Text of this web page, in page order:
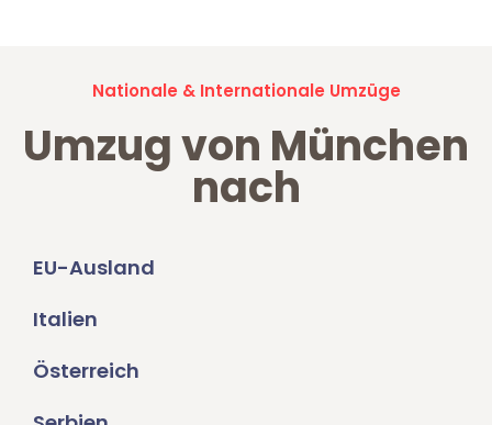
Nationale & Internationale Umzüge
Umzug von München
nach
EU-Ausland
Italien
Österreich